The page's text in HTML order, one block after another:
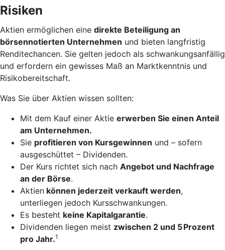
Risiken
Aktien ermöglichen eine direkte Beteiligung an
börsennotierten Unternehmen und bieten langfristig
Renditechancen. Sie gelten jedoch als schwankungsanfällig
und erfordern ein gewisses Maß an Marktkenntnis und
Risikobereitschaft.
Was Sie über Aktien wissen sollten:
Mit dem Kauf einer Aktie erwerben Sie einen Anteil
am Unternehmen.
Sie profitieren von Kursgewinnen und – sofern
ausgeschüttet – Dividenden.
Der Kurs richtet sich nach Angebot und Nachfrage
an der Börse.
Aktien können jederzeit verkauft werden,
unterliegen jedoch Kursschwankungen.
Es besteht keine Kapitalgarantie.
Dividenden liegen meist zwischen 2 und 5 Prozent
pro Jahr.1